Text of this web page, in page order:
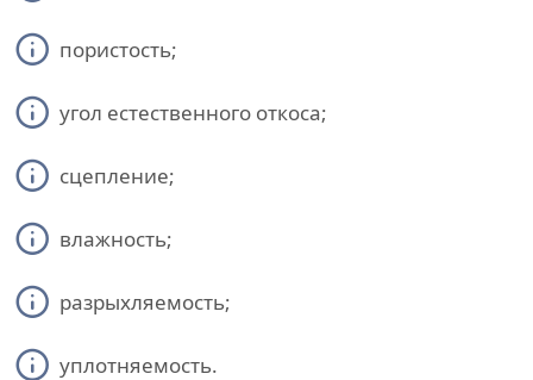
пористость;
угол естественного откоса;
сцепление;
влажность;
разрыхляемость;
уплотняемость.